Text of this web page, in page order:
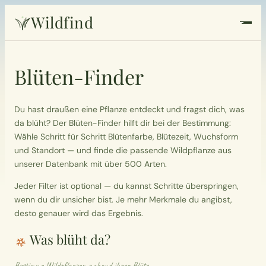
Wildfind
Pflanzen
Rezepte
Heilkunde
Garten
Quiz
Suche
Blüten-Finder
Du hast draußen eine Pflanze entdeckt und fragst dich, was
da blüht? Der Blüten-Finder hilft dir bei der Bestimmung:
Wähle Schritt für Schritt Blütenfarbe, Blütezeit, Wuchsform
und Standort — und finde die passende Wildpflanze aus
unserer Datenbank mit über 500 Arten.
Jeder Filter ist optional — du kannst Schritte überspringen,
wenn du dir unsicher bist. Je mehr Merkmale du angibst,
desto genauer wird das Ergebnis.
Was blüht da?